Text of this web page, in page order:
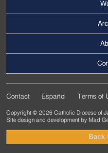
Menu
Tertiary
Menu
Contact Español Terms of
Copyright © 2026 Catholic Diocese of
Site design and development by Mad
Back